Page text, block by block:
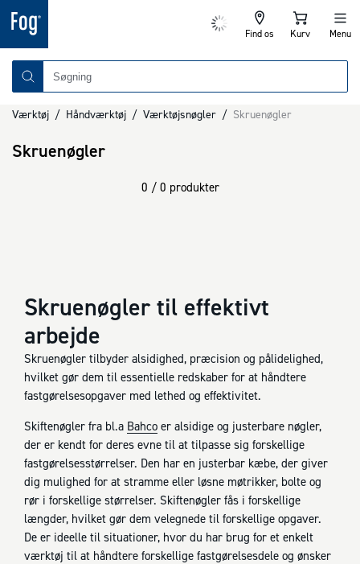
Find os Kurv Menu
Værktøj / Håndværktøj / Værktøjsnøgler / Skruenøgler
Skruenøgler
0 / 0 produkter
Skruenøgler til effektivt
arbejde
Skruenøgler tilbyder alsidighed, præcision og pålidelighed,
hvilket gør dem til essentielle redskaber for at håndtere
fastgørelsesopgaver med lethed og effektivitet.
Skiftenøgler fra bl.a Bahco er alsidige og justerbare nøgler,
der er kendt for deres evne til at tilpasse sig forskellige
fastgørelsesstørrelser. Den har en justerbar kæbe, der giver
dig mulighed for at stramme eller løsne møtrikker, bolte og
rør i forskellige størrelser. Skiftenøgler fås i forskellige
længder, hvilket gør dem velegnede til forskellige opgaver.
De er ideelle til situationer, hvor du har brug for et enkelt
værktøj til at håndtere forskellige fastgørelsesdele og ønsker